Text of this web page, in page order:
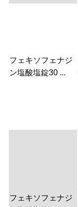
フェキソフェナジ
ン塩酸塩錠30 ...
フェキソフェナジ